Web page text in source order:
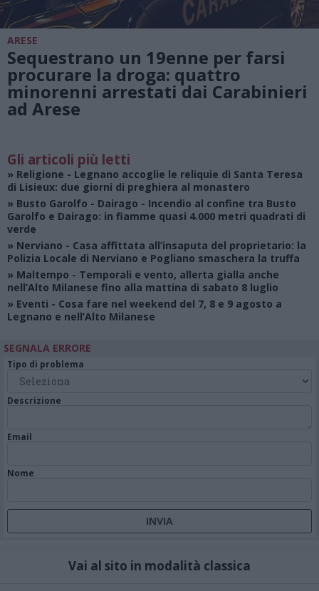
ARESE
Sequestrano un 19enne per farsi
procurare la droga: quattro
minorenni arrestati dai Carabinieri
ad Arese
Gli articoli più letti
» Religione - Legnano accoglie le reliquie di Santa Teresa
di Lisieux: due giorni di preghiera al monastero
» Busto Garolfo - Dairago - Incendio al confine tra Busto
Garolfo e Dairago: in fiamme quasi 4.000 metri quadrati di
verde
» Nerviano - Casa affittata all’insaputa del proprietario: la
Polizia Locale di Nerviano e Pogliano smaschera la truffa
» Maltempo - Temporali e vento, allerta gialla anche
nell’Alto Milanese fino alla mattina di sabato 8 luglio
» Eventi - Cosa fare nel weekend del 7, 8 e 9 agosto a
Legnano e nell’Alto Milanese
SEGNALA ERRORE
Tipo di problema
Descrizione
Email
Nome
Vai al sito in modalità classica